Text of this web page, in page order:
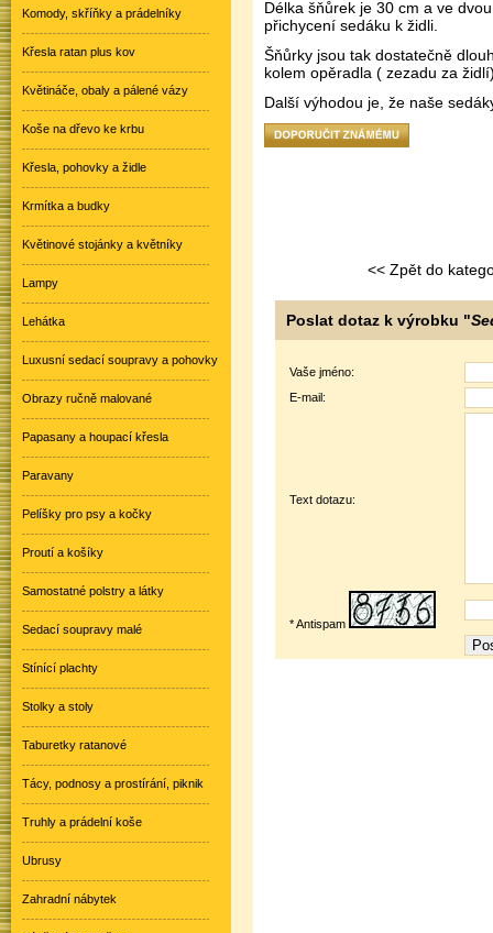
Délka šňůrek je 30 cm a ve
přichycení sedáku k židli.
Šňůrky jsou tak dostatečně
kolem opěradla ( zezadu za
Další výhodou je, že naše
<< Zpět do
Poslat dotaz k výrobku "
Vaše jméno:
E-mail:
Text dotazu:
* Antispam
Komody, skříňky a prádelníky
Křesla ratan plus kov
Květináče, obaly a pálené vázy
Koše na dřevo ke krbu
Křesla, pohovky a židle
Krmítka a budky
Květinové stojánky a květníky
Lampy
Lehátka
Luxusní sedací soupravy a pohovky
Obrazy ručně malované
Papasany a houpací křesla
Paravany
Pelíšky pro psy a kočky
Proutí a košíky
Samostatné polstry a látky
Sedací soupravy malé
Stínící plachty
Stolky a stoly
Taburetky ratanové
Tácy, podnosy a prostírání, piknik
Truhly a prádelní koše
Ubrusy
Zahradní nábytek